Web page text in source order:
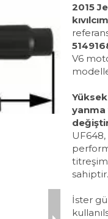
2015
V6
Yüksek
sahiptir.
İster